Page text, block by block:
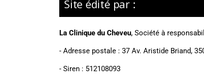
Site édité par :
La Clinique du Cheveu, Société à
- Adresse postale : 37 Av. Aristide Briand,
- Siren : 512108093